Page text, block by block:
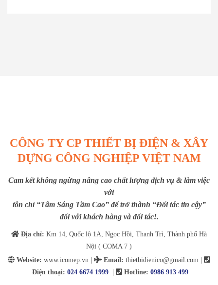
CÔNG TY CP THIẾT BỊ ĐIỆN & XÂY
DỰNG CÔNG NGHIỆP VIỆT NAM
Cam kết không ngừng nâng cao chất lượng dịch vụ & làm việc
với
tôn chỉ “Tâm Sáng Tầm Cao” để trở thành “Đối tác tin cậy”
đối với khách hàng và đối tác!.
Địa chỉ: Km 14, Quốc lộ 1A, Ngọc Hồi, Thanh Trì, Thành phố Hà
Nội ( COMA 7 )
Website: www.icomep.vn | Email: thietbidienico@gmail.com |
Điện thoại: 024 6674 1999 | Hotline: 0986 913 499